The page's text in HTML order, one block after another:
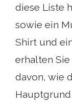
diese Liste
sowie ein
Shirt und
erhalten
davon, wie